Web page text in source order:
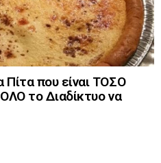
Πίτα που είναι ΤΟΣΟ
το Διαδίκτυο να